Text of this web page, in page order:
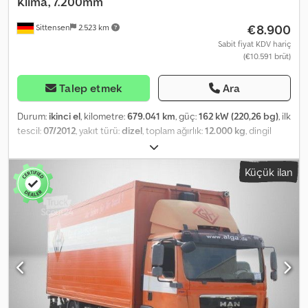
Sittensen 2.523 km €8.900
Sabit fiyat KDV hariç
(€10.591 brüt)
Talep etmek Ara
Durum: ikinci el, kilometre:679.041 km, güç:162 kW (220,26 bg), ilk
tescil:07/2012 , yakıt türü:dizel , toplam ağırlık:12.000 kg , dingil
turuncu
emisyon sınıfı:Euro 5, toplam genişlik:2.550 mm, toplam yükseklik:
3.950 mm
, yükleme alanı uzunluğu:
7.240 mm
, yükleme alanı genişliği:2.485 mm, yükleme alanı
yüksekliği:
2.665 mm, Donanım: ABS, hidrolik arka platform, klima
Wingliner swing wall body "Overroof", with electrically controlled
hydraulic pump, cable remote control, 3x perforated rails in the
floor and ceiling for telescopic bars, anti-slip phenolic floor, BÄR
tail lift type: BC 2000S4, max. lifting capacity 2000 kg, ABS, ASR,
differential lock on rear axle, engine brake, cruise control, air
conditioning, multifunction steering wheel, heated and
electrically adjustable exterior mirrors, electric window lifters for
Küçük ilan